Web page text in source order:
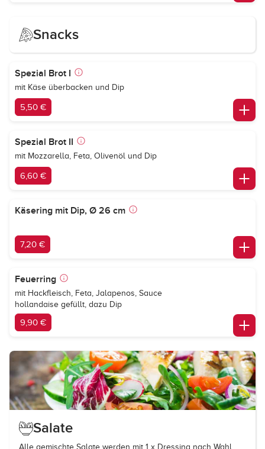
Snacks
Spezial Brot I
mit Käse überbacken und Dip
5,50 €
Spezial Brot II
mit Mozzarella, Feta, Olivenöl und Dip
6,60 €
Käsering mit Dip, Ø 26 cm
7,20 €
Feuerring
mit Hackfleisch, Feta, Jalapenos, Sauce
hollandaise gefüllt, dazu Dip
9,90 €
Salate
Alle gemischte Salate werden mit 1 x Dressing nach Wahl